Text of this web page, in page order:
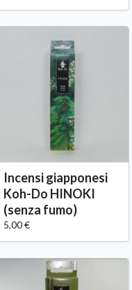
Incensi giapponesi
Koh-Do HINOKI
(senza fumo)
5,00 €